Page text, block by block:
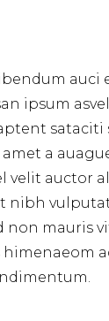
auci
ipsum
a
auctor
mauris